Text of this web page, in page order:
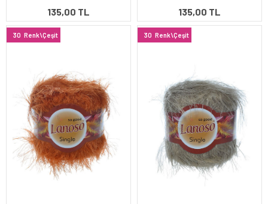
135,00 TL 135,00 TL
30 Renk\Çeşit 30 Renk\Çeşit